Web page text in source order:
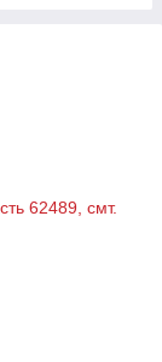
62489, смт.